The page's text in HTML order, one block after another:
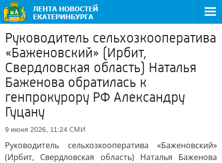
Руководитель сельхозкооператива
«Баженовский» (Ирбит,
Свердловская область) Наталья
Баженова обратилась к
генпрокурору РФ Александру
Гуцану
9 июня 2026, 11:24 СМИ
Руководитель сельхозкооператива «Баженовский»
(Ирбит, Свердловская область) Наталья Баженова